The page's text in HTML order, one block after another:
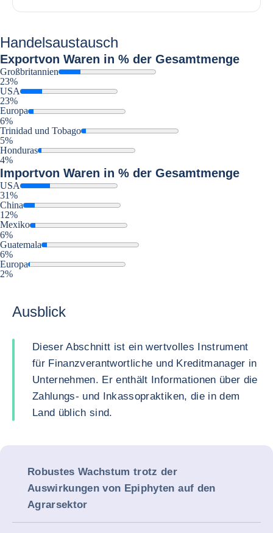
Handelsaustausch
Exportvon Waren in % der Gesamtmenge
Großbritannien
23%
USA
23%
Europa
6%
Trinidad und Tobago
5%
Honduras
4%
Importvon Waren in % der Gesamtmenge
USA
31%
China
12%
Mexiko
6%
Guatemala
6%
Europa
2%
Ausblick
Dieser Abschnitt ist ein wertvolles Instrument
für Finanzverantwortliche und Kreditmanager in
Unternehmen. Er enthält Informationen über die
Zahlungs- und Inkassopraktiken, die in dem
Land üblich sind.
Robustes Wachstum trotz der
Auswirkungen von Epiphyten auf den
Agrarsektor